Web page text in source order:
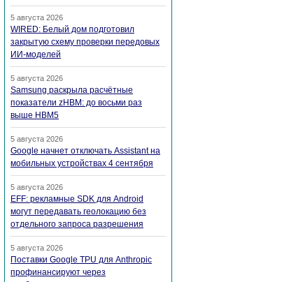
5 августа 2026
WIRED: Белый дом подготовил
закрытую схему проверки передовых
ИИ-моделей
5 августа 2026
Samsung раскрыла расчётные
показатели zHBM: до восьми раз
выше HBM5
5 августа 2026
Google начнет отключать Assistant на
мобильных устройствах 4 сентября
5 августа 2026
EFF: рекламные SDK для Android
могут передавать геолокацию без
отдельного запроса разрешения
5 августа 2026
Поставки Google TPU для Anthropic
профинансируют через